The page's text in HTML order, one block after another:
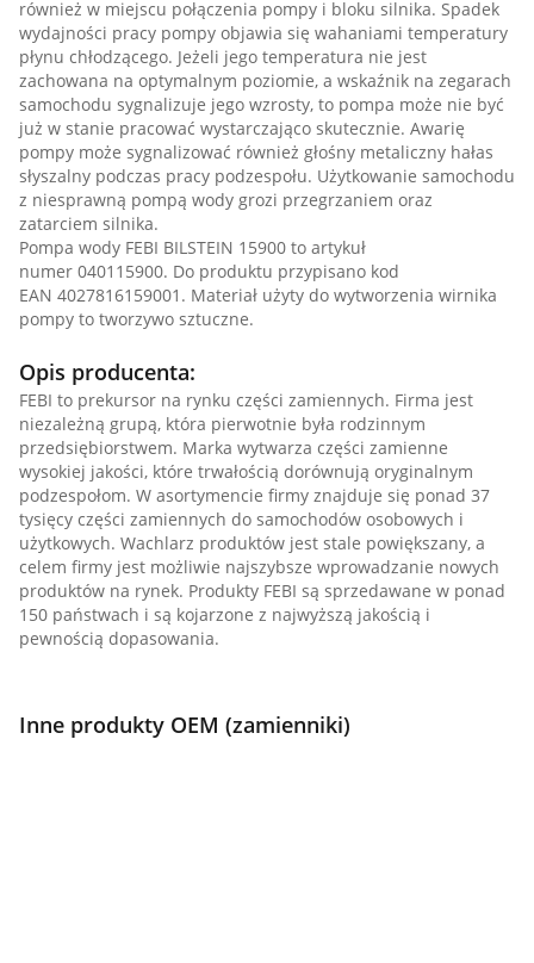
również w miejscu połączenia pompy i bloku silnika. Spadek
wydajności pracy pompy objawia się wahaniami temperatury
płynu chłodzącego. Jeżeli jego temperatura nie jest
zachowana na optymalnym poziomie, a wskaźnik na zegarach
samochodu sygnalizuje jego wzrosty, to pompa może nie być
już w stanie pracować wystarczająco skutecznie. Awarię
pompy może sygnalizować również głośny metaliczny hałas
słyszalny podczas pracy podzespołu. Użytkowanie samochodu
z niesprawną pompą wody grozi przegrzaniem oraz
zatarciem silnika.
Pompa wody FEBI BILSTEIN 15900 to artykuł
numer 040115900. Do produktu przypisano kod
EAN 4027816159001. Materiał użyty do wytworzenia wirnika
pompy to tworzywo sztuczne.
Opis producenta:
FEBI to prekursor na rynku części zamiennych. Firma jest
niezależną grupą, która pierwotnie była rodzinnym
przedsiębiorstwem. Marka wytwarza części zamienne
wysokiej jakości, które trwałością dorównują oryginalnym
podzespołom. W asortymencie firmy znajduje się ponad 37
tysięcy części zamiennych do samochodów osobowych i
użytkowych. Wachlarz produktów jest stale powiększany, a
celem firmy jest możliwie najszybsze wprowadzanie nowych
produktów na rynek. Produkty FEBI są sprzedawane w ponad
150 państwach i są kojarzone z najwyższą jakością i
pewnością dopasowania.
Inne produkty OEM (zamienniki)